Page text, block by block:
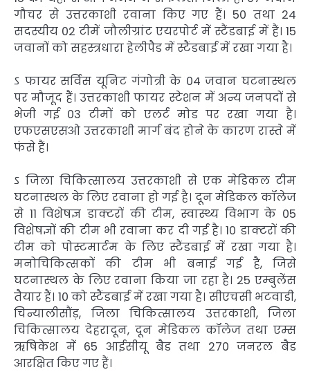
गौचर से उत्तरकाशी रवाना किए गए हैं। 50 तथा 24
सदस्यीय 02 टीमें जौलीग्रांट एयरपोर्ट में स्टैंडबाई में हैं। 15
जवानों को सहस्त्रधारा हेलीपैड में स्टैंडबाई में रखा गया है।
ऽ फायर सर्विस यूनिट गंगोत्री के 04 जवान घटनास्थल
पर मौजूद हैं। उत्तरकाशी फायर स्टेशन में अन्य जनपदों से
भेजी गई 03 टीमों को एलर्ट मोड पर रखा गया है।
एफएसएसओ उत्तरकाशी मार्ग बंद होने के कारण रास्ते में
फंसे हैं।
ऽ जिला चिकित्सालय उत्तरकाशी से एक मेडिकल टीम
घटनास्थल के लिए रवाना हो गई है। दून मेडिकल कॉलेज
से 11 विशेषज्ञ डाक्टरों की टीम, स्वास्थ्य विभाग के 05
विशेषज्ञों की टीम भी रवाना कर दी गई है। 10 डाक्टरों की
टीम को पोस्टमार्टम के लिए स्टैंडबाई में रखा गया है।
मनोचिकित्सकों की टीम भी बनाई गई है, जिसे
घटनास्थल के लिए रवाना किया जा रहा है। 25 एम्बुलेंस
तैयार हैं। 10 को स्टैंडबाई में रखा गया है। सीएचसी भटवाडी,
चिन्यालीसौंड़, जिला चिकित्सालय उत्तरकाशी, जिला
चिकित्सालय देहरादून, दून मेडिकल कॉलेज तथा एम्स
ऋषिकेश में 65 आईसीयू बैड तथा 270 जनरल बैड
आरक्षित किए गए हैं।